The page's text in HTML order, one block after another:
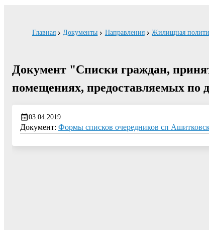
Главная Документы Направления Жилищная
Документ "Списки граждан,
помещениях, предоставляемых по
03.04.2019
Документ: Формы списков очередников сп